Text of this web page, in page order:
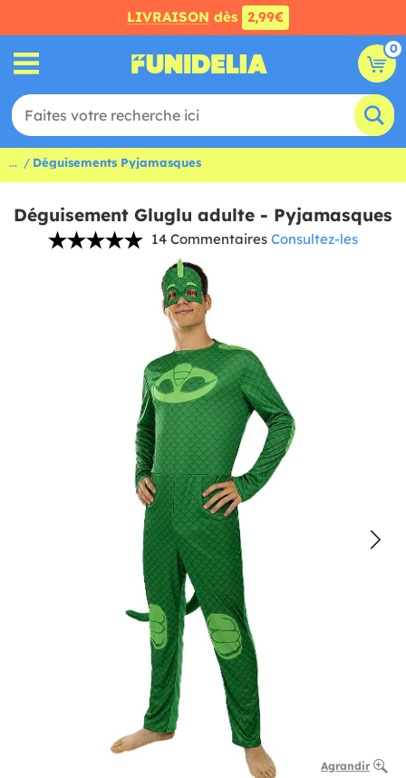
LIVRAISON dès 2,99€
0
... Déguisements Pyjamasques
Déguisement Gluglu adulte - Pyjamasques
14 Commentaires Consultez-les
Agrandir